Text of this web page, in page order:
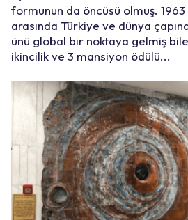
formunun da öncüsü olmuş. 1963
arasında Türkiye ve dünya
ünü global bir noktaya gelmiş
ikincilik ve 3 mansiyon ödülü...